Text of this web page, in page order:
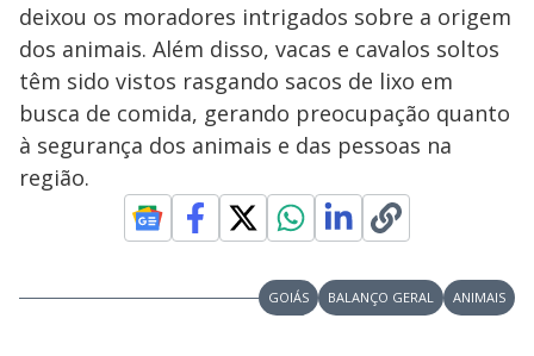
deixou os moradores intrigados sobre a origem
dos animais. Além disso, vacas e cavalos soltos
têm sido vistos rasgando sacos de lixo em
busca de comida, gerando preocupação quanto
à segurança dos animais e das pessoas na
região.
GOIÁS BALANÇO GERAL ANIMAIS